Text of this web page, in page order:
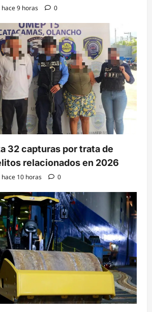
hace 9 horas 0
32 capturas por trata de
relacionados en 2026
hace 10 horas 0